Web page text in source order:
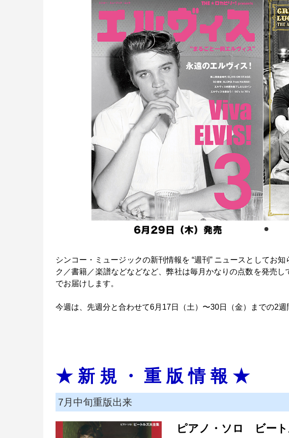
シンコー・ミュージックの新刊情報を “週刊” ニュースとしてお
ク／書籍／楽譜などなどなど、弊社は毎月かなりの点数を発売
でお届けします。
今週は、先週分と合わせて6月17日（土）〜30日（金）までの2週
★ 新 規 ・ 重 版 情 報 ★
7月中旬重版出来
ピアノ・ソロ ビート